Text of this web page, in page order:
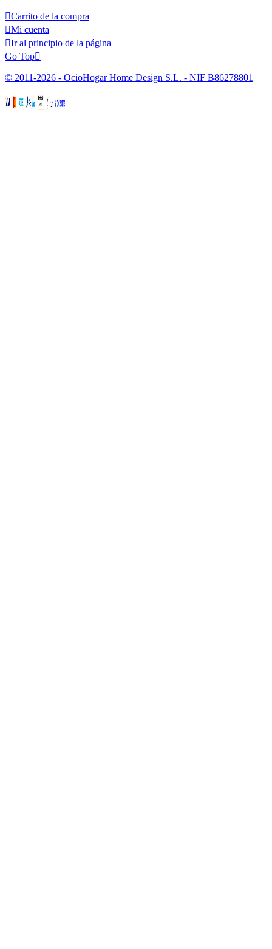
Carrito de la compra
Mi cuenta
Ir al principio de la página
Go Top
© 2011-2026 - OcioHogar Home Design S.L. - NIF B86278801